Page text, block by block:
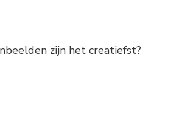
zijn het creatiefst?